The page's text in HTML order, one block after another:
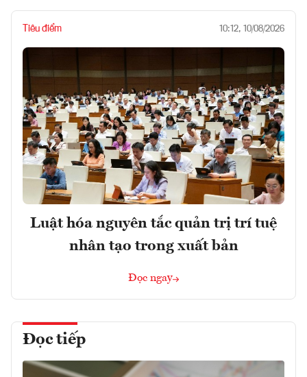
Tiêu điểm 10:12, 10/08/2026
Luật hóa nguyên tắc quản trị trí tuệ
nhân tạo trong xuất bản
Đọc ngay
Đọc tiếp